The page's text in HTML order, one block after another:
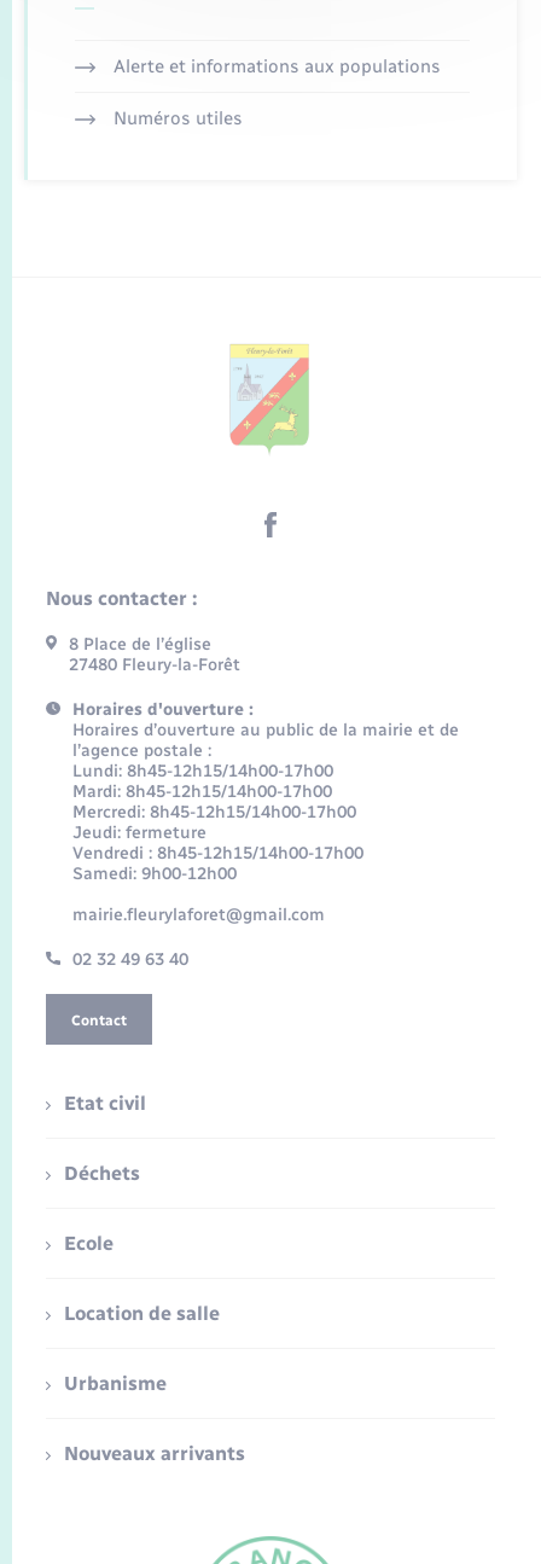
Alerte et informations aux populations
Numéros utiles
Nous contacter :
8 Place de l’église
27480 Fleury-la-Forêt
Horaires d'ouverture :
Horaires d’ouverture au public de la mairie et de
l’agence postale :
Lundi: 8h45-12h15/14h00-17h00
Mardi: 8h45-12h15/14h00-17h00
Mercredi: 8h45-12h15/14h00-17h00
Jeudi: fermeture
Vendredi : 8h45-12h15/14h00-17h00
Samedi: 9h00-12h00
mairie.fleurylaforet@gmail.com
02 32 49 63 40
Contact
Etat civil
Déchets
Ecole
Location de salle
Urbanisme
Nouveaux arrivants